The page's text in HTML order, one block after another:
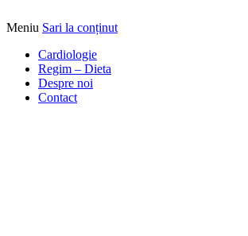
DrBendo.ro
Alimentatia sa iti fie medicatia
Meniu Sari la conținut
Cardiologie
Regim – Dieta
Despre noi
Contact